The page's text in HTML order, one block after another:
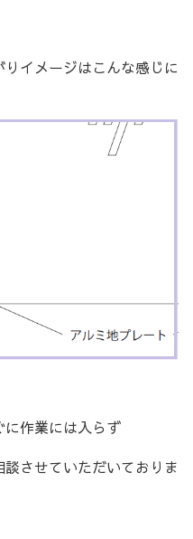
イメージはこんな感じに
に作業には入らず
させていただいておりま